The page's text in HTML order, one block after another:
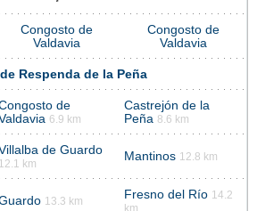
Congosto de
Valdavia
Congosto de
Valdavia
Respenda de la Peña
de
6.9 km
Castrejón de la
Peña 8.6 km
de Guardo
12.1 km
Mantinos 12.8 km
13.3 km Fresno del Río 14.2
km